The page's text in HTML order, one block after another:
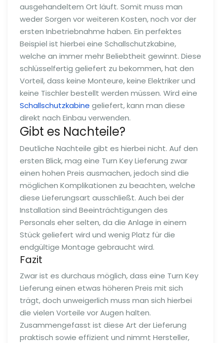
ausgehandeltem Ort läuft. Somit muss man
weder Sorgen vor weiteren Kosten, noch vor der
ersten Inbetriebnahme haben. Ein perfektes
Beispiel ist hierbei eine Schallschutzkabine,
welche an immer mehr Beliebtheit gewinnt. Diese
schlüsselfertig geliefert zu bekommen, hat den
Vorteil, dass keine Monteure, keine Elektriker und
keine Tischler bestellt werden müssen. Wird eine
Schallschutzkabine geliefert, kann man diese
direkt nach Einbau verwenden.
Gibt es Nachteile?
Deutliche Nachteile gibt es hierbei nicht. Auf den
ersten Blick, mag eine Turn Key Lieferung zwar
einen hohen Preis ausmachen, jedoch sind die
möglichen Komplikationen zu beachten, welche
diese Lieferungsart ausschließt. Auch bei der
Installation sind Beeinträchtigungen des
Personals eher selten, da die Anlage in einem
Stück geliefert wird und wenig Platz für die
endgültige Montage gebraucht wird.
Fazit
Zwar ist es durchaus möglich, dass eine Turn Key
Lieferung einen etwas höheren Preis mit sich
trägt, doch unweigerlich muss man sich hierbei
die vielen Vorteile vor Augen halten.
Zusammengefasst ist diese Art der Lieferung
praktisch sowie effizient und nimmt Hersteller,